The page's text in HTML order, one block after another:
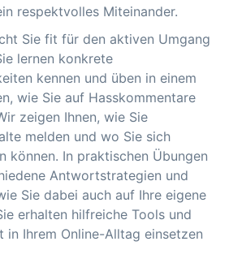
respektvolles Miteinander.
Sie fit für den aktiven Umgang
lernen konkrete
kennen und üben in einem
wie Sie auf Hasskommentare
zeigen Ihnen, wie Sie
melden und wo Sie sich
können. In praktischen Übungen
Antwortstrategien und
Sie dabei auch auf Ihre eigene
erhalten hilfreiche Tools und
in Ihrem Online-Alltag einsetzen